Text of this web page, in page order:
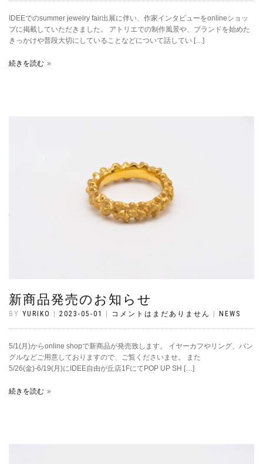
IDEEでのsummer jewelry fair出展に伴い、作家インタビューをonlineショッ
プに掲載していただきました。 アトリエでの制作風景や、ブランドを始めた
きっかけや普段大切にしていることなどについて話してい […]
続きを読む
新商品発売のお知らせ
BY YURIKO 2023-05-01 コメントはまだありません NEWS
5/1(月)からonline shopで新商品が発売致します。 イヤーカフやリング、バン
グルなどご用意しておりますので、ご覧くださいませ。 また
5/26(金)-6/19(月)にIDEE自由が丘店1FにてPOP UP SH […]
続きを読む